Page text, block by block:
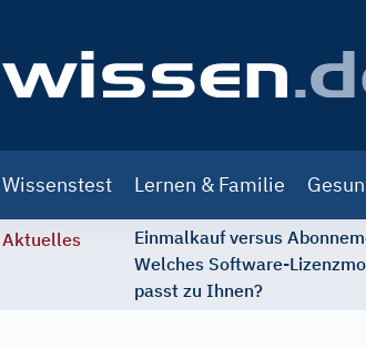
navigation
Wissenstest Lernen & Familie
Aktuelles
Einmalkauf versus
Welches Software-
passt zu Ihnen?